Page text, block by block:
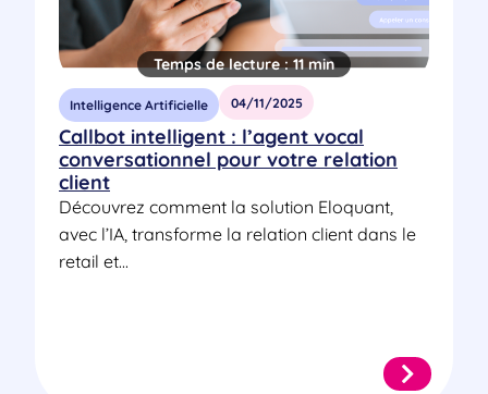
Temps de lecture :11 min
Intelligence Artificielle 04/11/2025
Callbot intelligent : l’agent vocal
conversationnel pour votre relation
client
Découvrez comment la solution Eloquant,
avec l’IA, transforme la relation client dans le
retail et...